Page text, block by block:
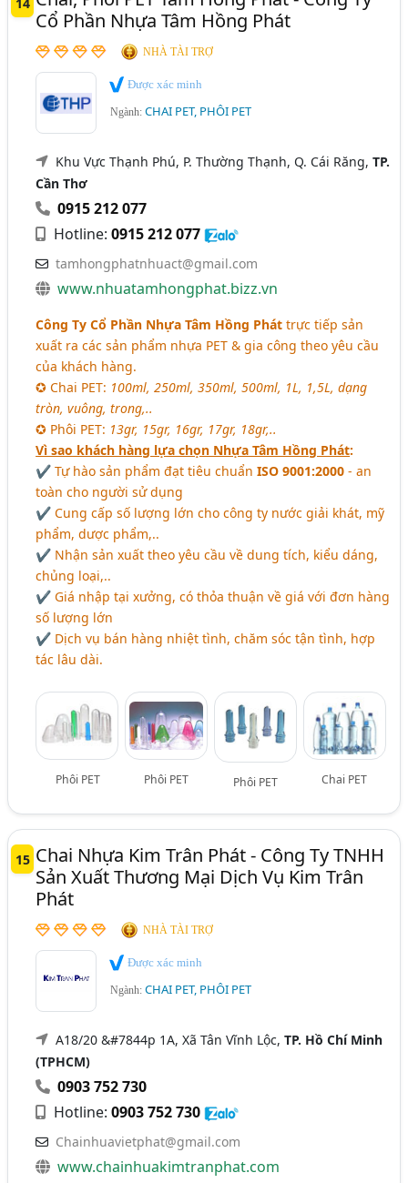
Cổ Phần Nhựa Tâm Hồng Phát
NHÀ TÀI TRỢ
Được xác minh
Ngành:CHAI PET, PHÔI PET
Khu Vực Thạnh Phú, P. Thường Thạnh, Q. Cái Răng,TP.
Cần Thơ
0915 212 077
Hotline:0915 212 077
tamhongphatnhuact@gmail.com
www.nhuatamhongphat.bizz.vn
Công Ty Cổ Phần Nhựa Tâm Hồng Phát trực tiếp sản
xuất ra các sản phẩm nhựa PET & gia công theo yêu cầu
của khách hàng.
✪ Chai PET: 100ml, 250ml, 350ml, 500ml, 1L, 1,5L, dạng
tròn, vuông, trong,..
✪ Phôi PET: 13gr, 15gr, 16gr, 17gr, 18gr,..
Vì sao khách hàng lựa chọn Nhựa Tâm Hồng Phát:
✔ Tự hào sản phẩm đạt tiêu chuẩnISO 9001:2000 - an
toàn cho người sử dụng
✔ Cung cấp số lượng lớn cho công ty nước giải khát, mỹ
phẩm, dược phẩm,..
✔ Nhận sản xuất theo yêu cầu về dung tích, kiểu dáng,
chủng loại,..
✔ Giá nhập tại xưởng, có thỏa thuận về giá với đơn hàng
số lượng lớn
✔ Dịch vụ bán hàng nhiệt tình, chăm sóc tận tình, hợp
tác lâu dài.
Phôi PET Phôi PET Phôi PET Chai PET
15 Chai Nhựa Kim Trân Phát - Công Ty TNHH
Sản Xuất Thương Mại Dịch Vụ Kim Trân
Phát
NHÀ TÀI TRỢ
Được xác minh
Ngành:CHAI PET, PHÔI PET
A18/20 &#7844p 1A, Xã Tân Vĩnh Lộc,TP. Hồ Chí Minh
(TPHCM)
0903 752 730
Hotline:0903 752 730
Chainhuavietphat@gmail.com
www.chainhuakimtranphat.com